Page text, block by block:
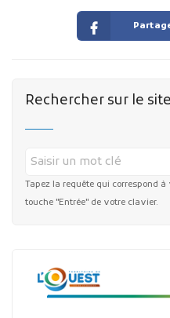
Rechercher sur le site
Tapez la requête qui correspond
touche "Entrée" de votre clavier.